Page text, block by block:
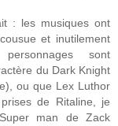
: les musiques ont
et inutilement
sont
du Dark Knight
ou que Lex Luthor
de Ritaline, je
man de Zack